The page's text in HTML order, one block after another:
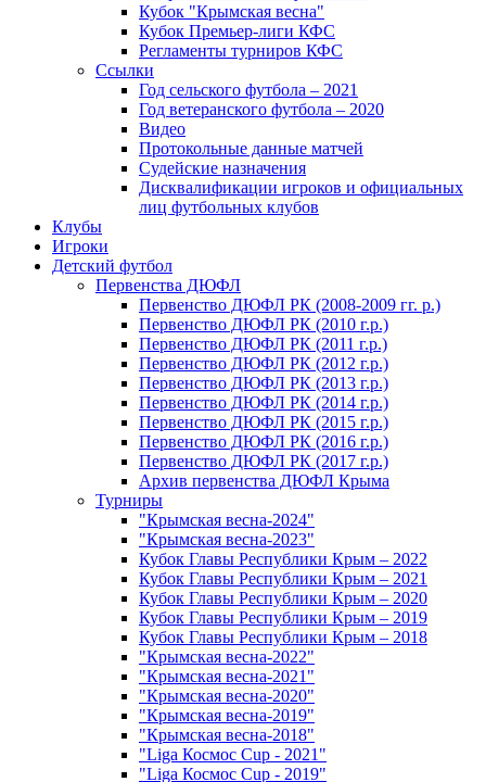
Кубок "Крымская весна"
Кубок Премьер-лиги КФС
Регламенты турниров КФС
Ссылки
Год сельского футбола – 2021
Год ветеранского футбола – 2020
Видео
Протокольные данные матчей
Судейские назначения
Дисквалификации игроков и официальных
лиц футбольных клубов
Клубы
Игроки
Детский футбол
Первенства ДЮФЛ
Первенство ДЮФЛ РК (2008-2009 гг. р.)
Первенство ДЮФЛ РК (2010 г.р.)
Первенство ДЮФЛ РК (2011 г.р.)
Первенство ДЮФЛ РК (2012 г.р.)
Первенство ДЮФЛ РК (2013 г.р.)
Первенство ДЮФЛ РК (2014 г.р.)
Первенство ДЮФЛ РК (2015 г.р.)
Первенство ДЮФЛ РК (2016 г.р.)
Первенство ДЮФЛ РК (2017 г.р.)
Архив первенства ДЮФЛ Крыма
Турниры
"Крымская весна-2024"
"Крымская весна-2023"
Кубок Главы Республики Крым – 2022
Кубок Главы Республики Крым – 2021
Кубок Главы Республики Крым – 2020
Кубок Главы Республики Крым – 2019
Кубок Главы Республики Крым – 2018
"Крымская весна-2022"
"Крымская весна-2021"
"Крымская весна-2020"
"Крымская весна-2019"
"Крымская весна-2018"
"Liga Космос Cup - 2021"
"Liga Космос Cup - 2019"